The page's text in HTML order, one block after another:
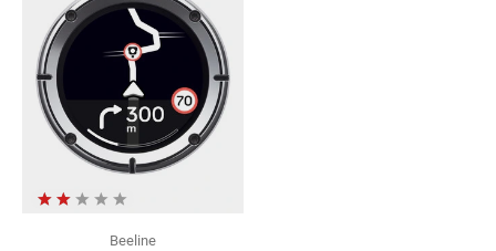
Beeline